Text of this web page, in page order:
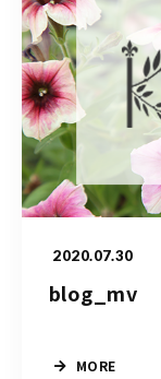
2020.07.30
blog_mv
MORE